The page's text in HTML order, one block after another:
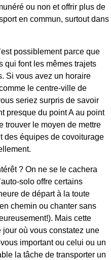
ou non et offrir plus de
en commun, surtout dans
possiblement parce que
qui font les mêmes trajets
Si vous avez un horaire
le centre-ville de
seriez surpris de savoir
presque du point A au point
trouver le moyen de mettre
des équipes de covoiturage
? On ne se le cachera
solo offre certains
de départ à la toute
chemin ou chanter sans
Mais cette
jour où vous constatez une
important ou celui ou un
la tâche de transporter un